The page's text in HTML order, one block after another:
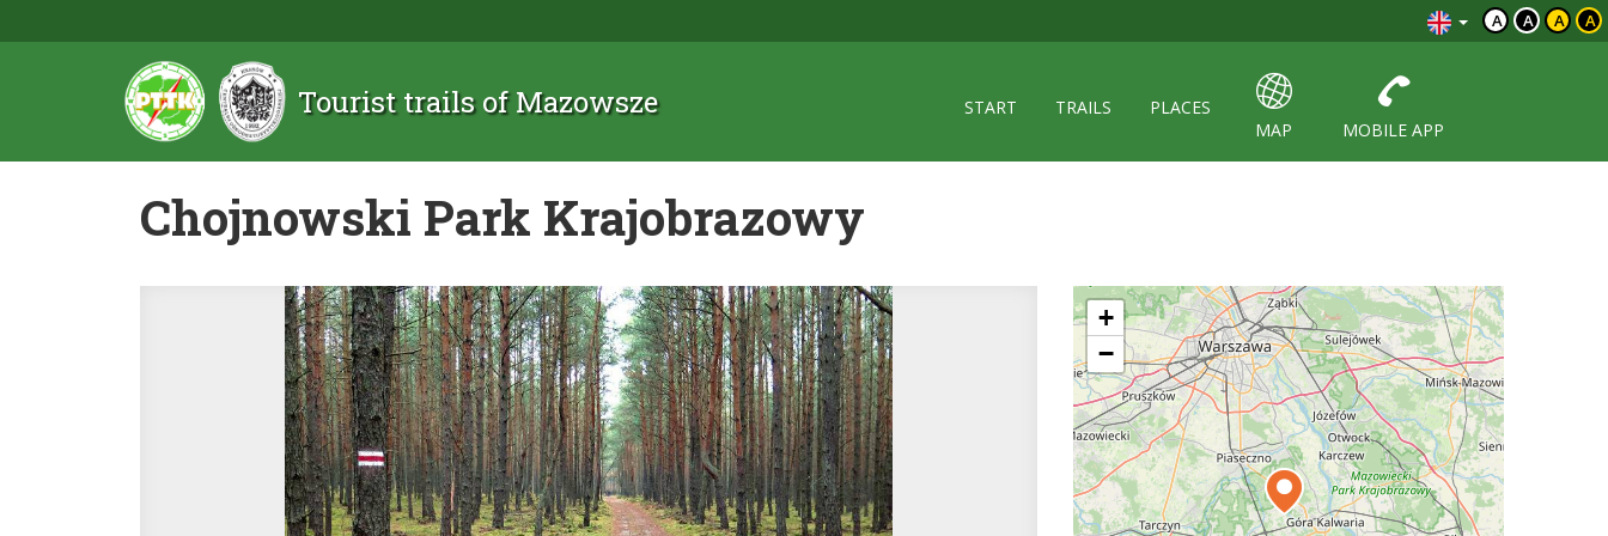
A A A A
Tourist trails of Mazowsze START TRAILS
PLACES
MAP
MOBILE APP
Chojnowski Park Krajobrazowy
+
−